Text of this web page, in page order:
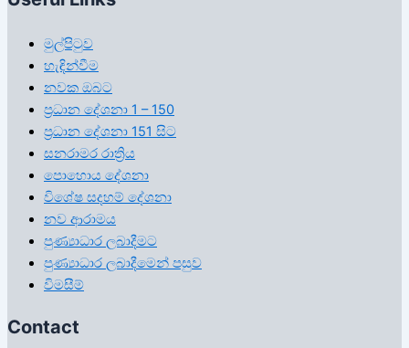
මුල්පිටුව
හැඳින්වීම
නවක ඔබට
ප්‍රධාන දේශනා 1 – 150
ප්‍රධාන දේශනා 151 සිට
සනරාමර රාත්‍රිය
පොහොය දේශනා
විශේෂ සදහම් දේශනා
නව ආරාමය
පුණ්‍යාධාර ලබාදීමට
පුණ්‍යාධාර ලබාදීමෙන් පසුව
විමසීම්
Contact